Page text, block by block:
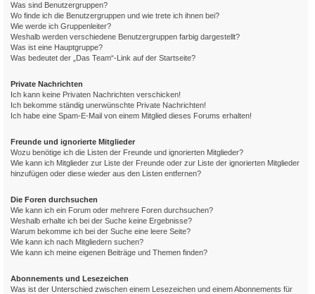
Was sind Benutzergruppen?
Wo finde ich die Benutzergruppen und wie trete ich ihnen bei?
Wie werde ich Gruppenleiter?
Weshalb werden verschiedene Benutzergruppen farbig dargestellt?
Was ist eine Hauptgruppe?
Was bedeutet der „Das Team“-Link auf der Startseite?
Private Nachrichten
Ich kann keine Privaten Nachrichten verschicken!
Ich bekomme ständig unerwünschte Private Nachrichten!
Ich habe eine Spam-E-Mail von einem Mitglied dieses Forums erhalten!
Freunde und ignorierte Mitglieder
Wozu benötige ich die Listen der Freunde und ignorierten Mitglieder?
Wie kann ich Mitglieder zur Liste der Freunde oder zur Liste der ignorierten Mitglieder
hinzufügen oder diese wieder aus den Listen entfernen?
Die Foren durchsuchen
Wie kann ich ein Forum oder mehrere Foren durchsuchen?
Weshalb erhalte ich bei der Suche keine Ergebnisse?
Warum bekomme ich bei der Suche eine leere Seite?
Wie kann ich nach Mitgliedern suchen?
Wie kann ich meine eigenen Beiträge und Themen finden?
Abonnements und Lesezeichen
Was ist der Unterschied zwischen einem Lesezeichen und einem Abonnements für